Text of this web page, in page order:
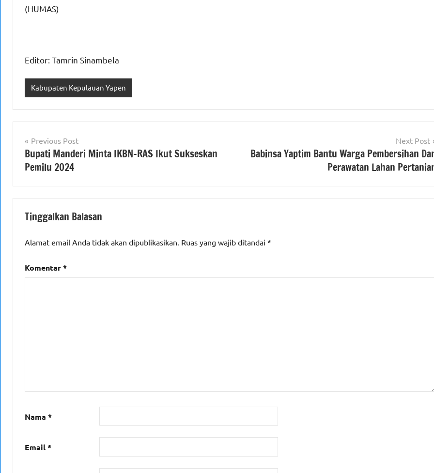
(HUMAS)
Editor: Tamrin Sinambela
Kabupaten Kepulauan Yapen
Navigasi
pos
Previous Post
Bupati Manderi Minta IKBN-RAS Ikut Sukseskan
Pemilu 2024
Next Post
Babinsa Yaptim Bantu Warga Pembersihan
Perawatan Lahan
Tinggalkan Balasan
Alamat email Anda tidak akan dipublikasikan. Ruas yang wajib ditandai *
Komentar*
Nama *
Email*